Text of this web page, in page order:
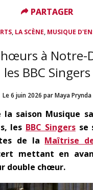
, LA SCÈNE, MUSIQUE
à Notre-
les BBC Singers
Le6 juin 2026 parMaya Prynda
la saison Musique
les BBC Singersse
de la Maîtrise
mettant en
double chœur.
PARTAGER
PARTAGER